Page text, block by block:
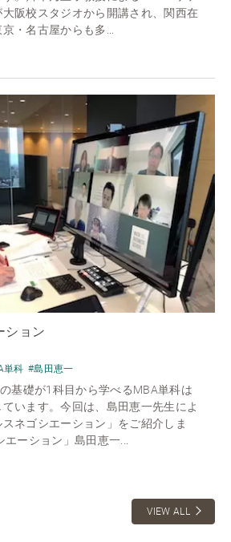
阪校スタジオから開講され、関西在
・名古屋からも多...
ション
単科 #島田恵一
基礎が1科目から学べるMBA単科は
います。今回は、島田恵一先生によ
ネゴシエーション」をご紹介しま
ーション」島田恵一...
VIEW ALL